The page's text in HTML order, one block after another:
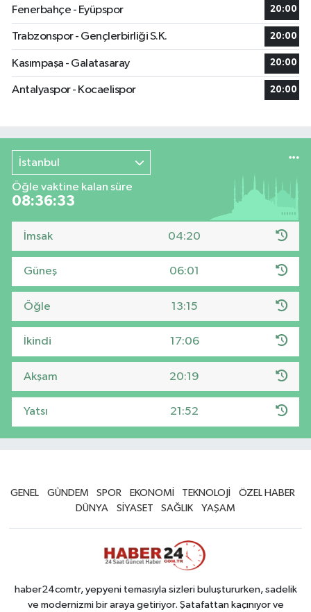
Fenerbahçe - Eyüpspor 20:00
Trabzonspor - Gençlerbirliği S.K. 20:00
Kasımpaşa - Galatasaray 20:00
Antalyaspor - Kocaelispor 20:00
İstanbul
Öğle vaktine kalan süre
08:36:32
İmsak 04:20
Güneş 06:01
Öğle 13:15
İkindi 17:06
Akşam 20:19
Yatsı 21:52
GENEL GÜNDEM SPOR EKONOMİ TEKNOLOJİ
ÖZEL HABER
DÜNYA
SİYASET SAĞLIK YAŞAM
haber24comtr, yepyeni temasıyla sizleri buluştururken, sadelik
ve modernizmi bir araya getiriyor. Şatafattan kaçınıyor ve